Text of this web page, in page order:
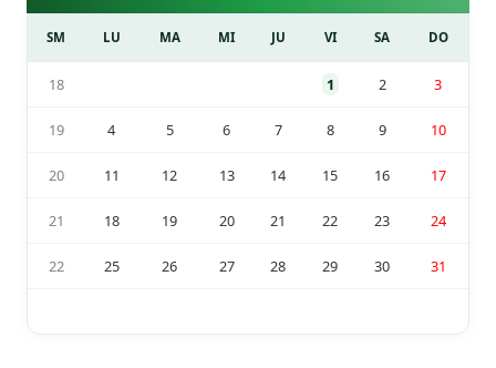
SM LU MA MI JU VI SA DO
18 1 2 3
19 4 5 6 7 8 9 10
20 11 12 13 14 15 16 17
21 18 19 20 21 22 23 24
22 25 26 27 28 29 30 31